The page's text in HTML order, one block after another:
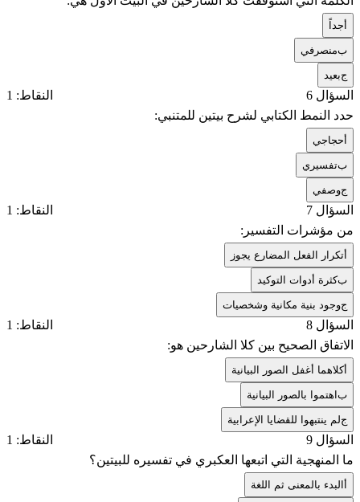
جداً
بمنصرفي
جبعيد
السؤال 6
النقاط: 1
حدد النمط الكتابي لشرح بيتين للمتنبي:
حجاجي
بتفسيري
جوصفي
السؤال 7
النقاط: 1
من مؤشرات التفسير:
تكرار الفعل المضارع يجوز
بكثرة أدوات التوكيد
جوجود بنية مكانية وشخصيات
السؤال 8
النقاط: 1
الاتفاق الصحيح بين كلا الشارحين هو:
كلاهما أغفل الصور البيانية
باهتموا بالصور البيانية
جلم ينتبهوا للقضايا الإعرابية
السؤال 9
النقاط: 1
ما المنهجية التي اتبعها العكبري في تفسيره للبيتين؟
البدء بالمعنى ثم اللغة